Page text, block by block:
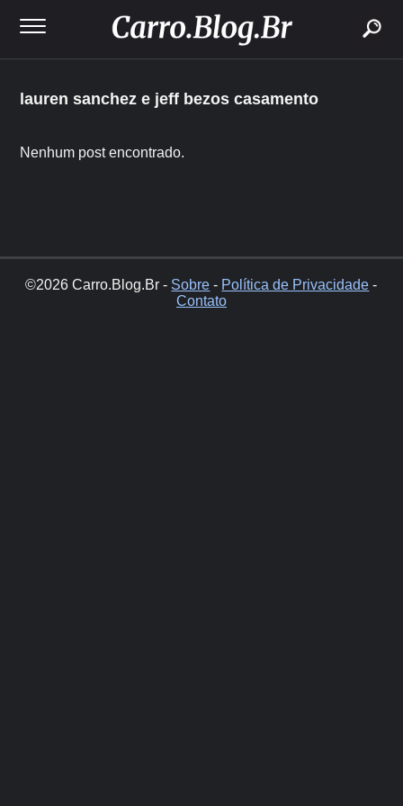
lauren sanchez e jeff bezos casamento
Nenhum post encontrado.
©2026 Carro.Blog.Br - Sobre - Política de Privacidade -
Contato